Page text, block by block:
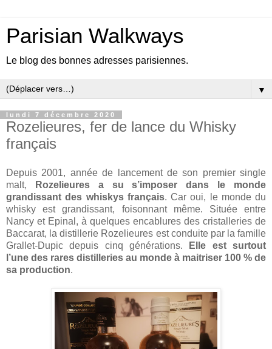
Parisian Walkways
Le blog des bonnes adresses parisiennes.
▼
lundi 7 décembre 2020
Rozelieures, fer de lance du Whisky
français
Depuis 2001, année de lancement de son premier single
malt,
Rozelieures a su s’imposer dans le monde
grandissant des whiskys français. Car oui, le monde du
whisky est grandissant, foisonnant même. Située entre
Nancy et Epinal, à quelques encablures des cristalleries de
Baccarat, la distillerie Rozelieures est conduite par la famille
Grallet-Dupic depuis cinq générations.
Elle est surtout
l’une des rares distilleries au monde à maitriser 100 % de
sa production.